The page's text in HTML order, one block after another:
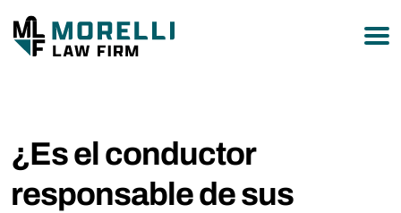
¿Es el conductor
responsable de sus